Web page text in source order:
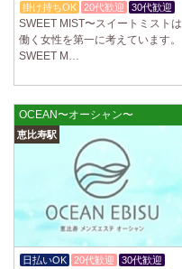
掛け持ちOK 20代歓迎 30代歓迎
SWEET MIST〜スイートミストは
働く女性を第一に考えています。
SWEET M…
OCEAN〜オーシャン〜
恵比寿駅
日払いOK 20代歓迎 30代歓迎